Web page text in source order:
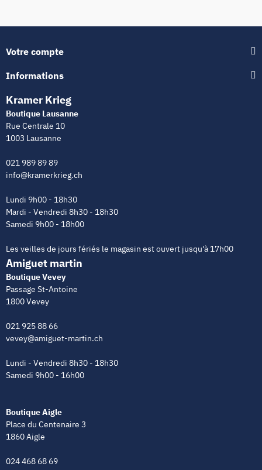
Votre compte
Informations
Kramer Krieg
Boutique Lausanne
Rue Centrale 10
1003 Lausanne
021 989 89 89
info@kramerkrieg.ch
Lundi 9h00 - 18h30
Mardi - Vendredi 8h30 - 18h30
Samedi 9h00 - 18h00
Les veilles de jours fériés le magasin est ouvert jusqu'à 17h00
Amiguet martin
Boutique Vevey
Passage St-Antoine
1800 Vevey
021 925 88 66
vevey@amiguet-martin.ch
Lundi - Vendredi 8h30 - 18h30
Samedi 9h00 - 16h00
Boutique Aigle
Place du Centenaire 3
1860 Aigle
024 468 68 69